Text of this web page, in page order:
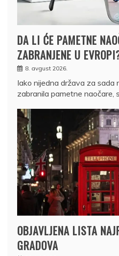
DA LI ĆE PAMETNE
ZABRANJENE U
8. avgust 2026.
Iako nijedna država za sada
zabranila pametne naočare,
OBJAVLJENA LISTA
GRADOVA